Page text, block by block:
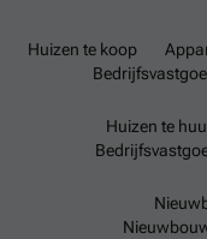
Huizen te koop
Huizen te